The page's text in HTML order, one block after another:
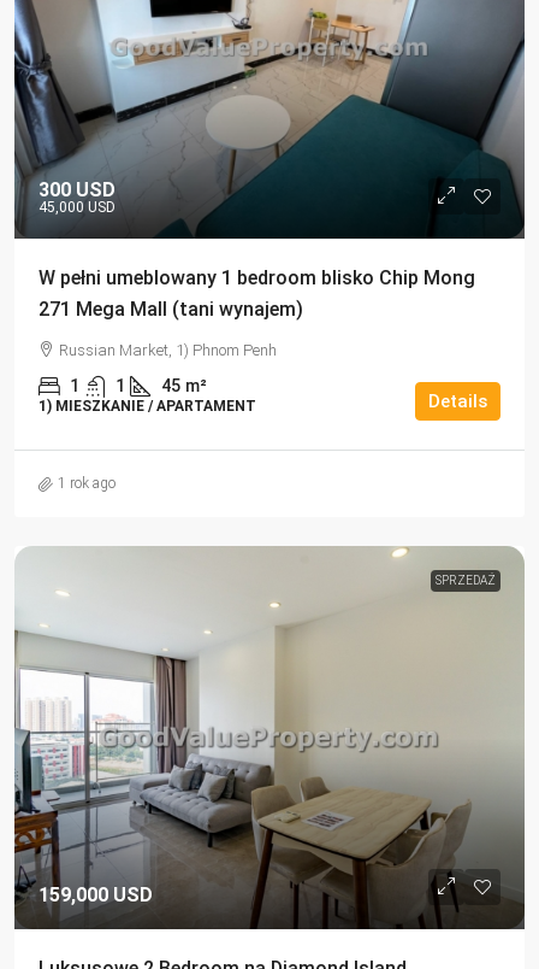
300 USD
45,000 USD
W pełni umeblowany 1 bedroom blisko Chip Mong
271 Mega Mall (tani wynajem)
Russian Market, 1) Phnom Penh
1 1 45 m²
1) MIESZKANIE / APARTAMENT Details
1 rok ago
SPRZEDAŻ
159,000 USD